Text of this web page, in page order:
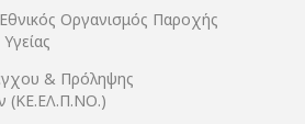
Οργανισμός Παροχής
& Πρόληψης
(ΚΕ.ΕΛ.Π.ΝΟ.)